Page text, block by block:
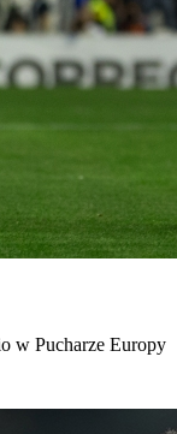
w Pucharze Europy